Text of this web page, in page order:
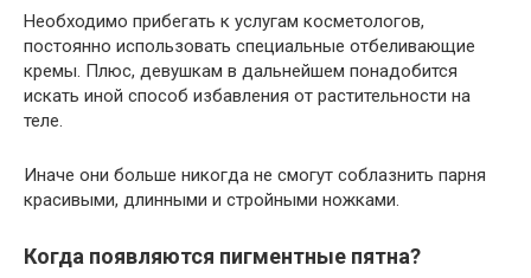
Необходимо прибегать к услугам косметологов,
постоянно использовать специальные отбеливающие
кремы. Плюс, девушкам в дальнейшем понадобится
искать иной способ избавления от растительности на
теле.
Иначе они больше никогда не смогут соблазнить парня
красивыми, длинными и стройными ножками.
Когда появляются пигментные пятна?